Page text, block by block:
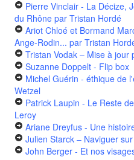
Pierre Vinclair - La Décize,
du Rhône par Tristan Hordé
Ariot Chloé et Bormand
Ange-Rodin... par Tristan
Tristan Vodak – Mise à jour
Suzanne Doppelt - Flip box
Michel Guérin - éthique de
Wetzel
Patrick Laupin - Le Reste
Leroy
Ariane Dreyfus - Une
Julien Starck – Naviguer
John Berger - Et nos